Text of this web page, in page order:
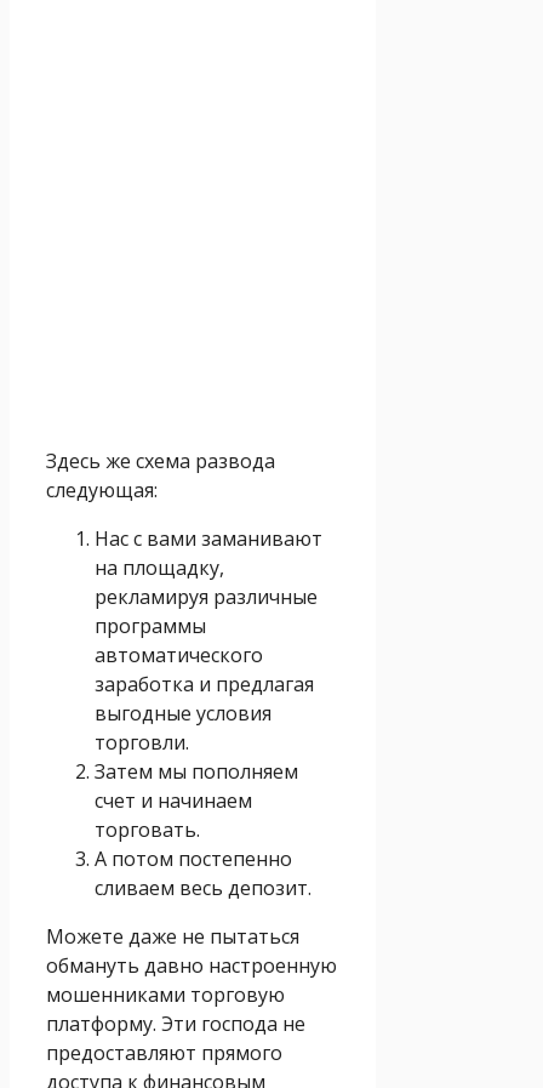
Здесь же схема развода
следующая:
Нас с вами заманивают
на площадку,
рекламируя различные
программы
автоматического
заработка и предлагая
выгодные условия
торговли.
Затем мы пополняем
счет и начинаем
торговать.
А потом постепенно
сливаем весь депозит.
Можете даже не пытаться
обмануть давно настроенную
мошенниками торговую
платформу. Эти господа не
предоставляют прямого
доступа к финансовым